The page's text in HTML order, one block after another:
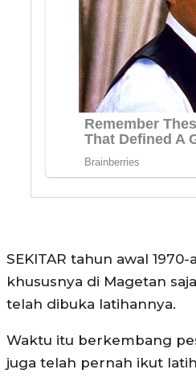
SEKITAR tahun awal
khususnya di Magetan
telah dibuka latihannya.
Waktu itu berkembang
juga telah pernah ikut